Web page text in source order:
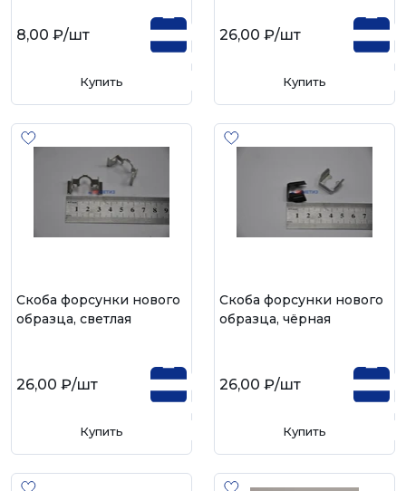
8,00 ₽/шт
Купить
26,00 ₽/шт
Купить
Скоба форсунки нового
образца, светлая
26,00 ₽/шт
Купить
Скоба форсунки нового
образца, чёрная
26,00 ₽/шт
Купить